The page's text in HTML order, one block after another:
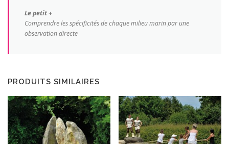
Le petit +
Comprendre les spécificités de chaque milieu marin par une
observation directe
PRODUITS SIMILAIRES